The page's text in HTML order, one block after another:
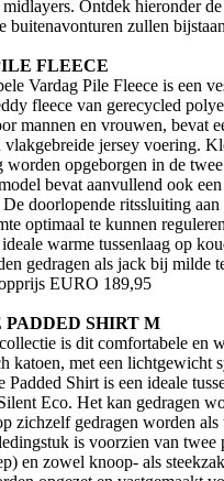
Ontdek hieronder
buitenavonturen zullen
FLEECE
Vardag Pile Fleece is een
fleece van gerecycled
mannen en vrouwen, bevat
vlakgebreide jersey voering.
opgeborgen in de
bevat aanvullend ook
doorlopende ritssluiting
optimaal te kunnen
warme tussenlaag op
gedragen als jack bij milde
EURO 189,95
SHIRT M
is dit comfortabele en
katoen, met een lichtgewicht
Shirt is een ideale
Eco. Het kan gedragen
zichzelf gedragen worden als
is voorzien van twee
en zowel knoop- als